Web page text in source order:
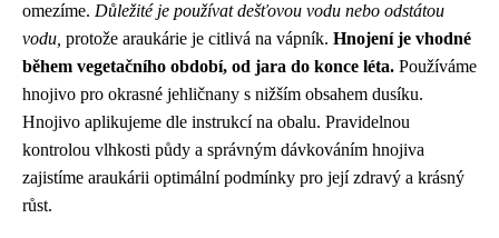
omezíme. Důležité je používat dešťovou vodu nebo odstátou
vodu, protože araukárie je citlivá na vápník. Hnojení je vhodné
během vegetačního období, od jara do konce léta. Používáme
hnojivo pro okrasné jehličnany s nižším obsahem dusíku.
Hnojivo aplikujeme dle instrukcí na obalu. Pravidelnou
kontrolou vlhkosti půdy a správným dávkováním hnojiva
zajistíme araukárii optimální podmínky pro její zdravý a krásný
růst.